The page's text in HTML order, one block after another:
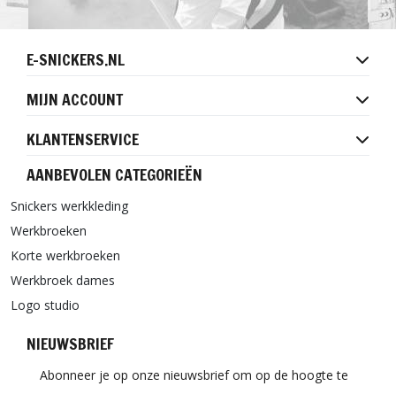
E-SNICKERS.NL
MIJN ACCOUNT
KLANTENSERVICE
AANBEVOLEN CATEGORIEËN
Snickers werkkleding
Werkbroeken
Korte werkbroeken
Werkbroek dames
Logo studio
NIEUWSBRIEF
Abonneer je op onze nieuwsbrief om op de hoogte te